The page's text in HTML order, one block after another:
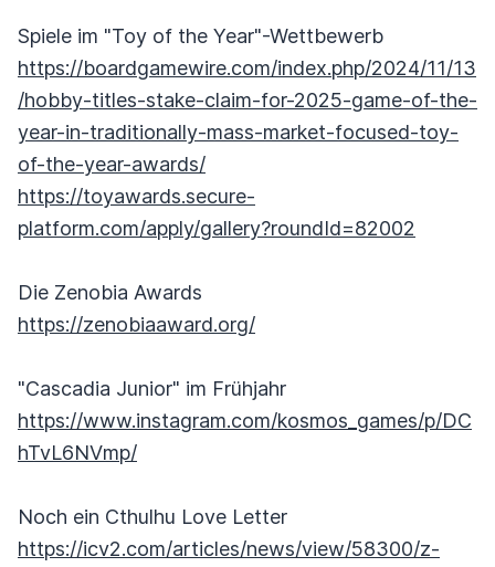
Spiele im "Toy of the Year"-Wettbewerb
https://boardgamewire.com/index.php/2024/11/13
/hobby-titles-stake-claim-for-2025-game-of-the-
year-in-traditionally-mass-market-focused-toy-
of-the-year-awards/
https://toyawards.secure-
platform.com/apply/gallery?roundId=82002
Die Zenobia Awards
https://zenobiaaward.org/
"Cascadia Junior" im Frühjahr
https://www.instagram.com/kosmos_games/p/DC
hTvL6NVmp/
Noch ein Cthulhu Love Letter
https://icv2.com/articles/news/view/58300/z-